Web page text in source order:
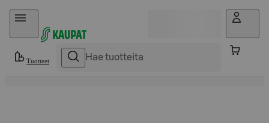
Hyppää sisältöön
Tuotteet